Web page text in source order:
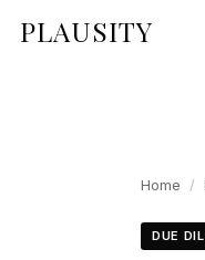
PLAUSITY
Home /
DUE